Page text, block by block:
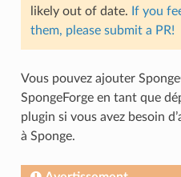
likely out of date. If you
them, please submit a PR!
Vous pouvez ajouter
SpongeForge en tant que
plugin si vous avez besoin
à Sponge.